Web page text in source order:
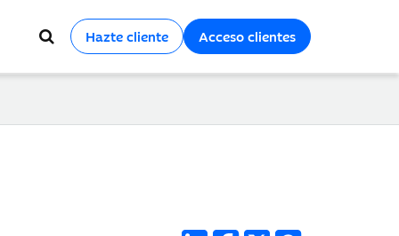
Hazte cliente Acceso clientes